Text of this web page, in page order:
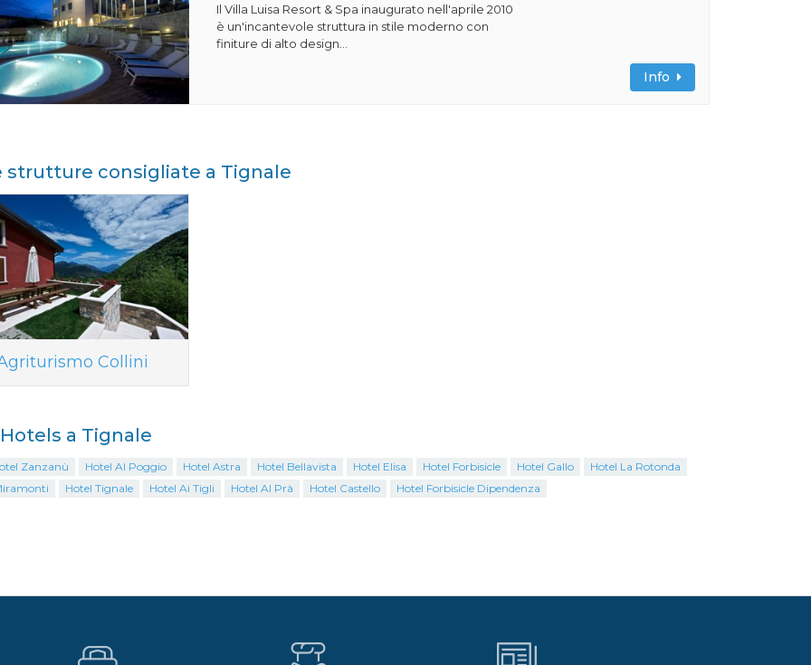
Il Villa Luisa Resort & Spa inaugurato nell'aprile 2010
è un'incantevole struttura in stile moderno con
finiture di alto design...
Info
strutture consigliate a Tignale
Collini
a Tignale
Zanzanù Hotel Al Poggio Hotel Astra Hotel Bellavista Hotel Elisa Hotel Forbisicle Hotel Gallo
Hotel La Rotonda
Hotel Tignale Hotel Ai Tigli Hotel Al Prà Hotel Castello Hotel Forbisicle Dipendenza